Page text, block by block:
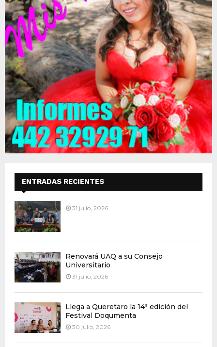
ENTRADAS RECIENTES
31 julio, 2026
Renovará UAQ a su Consejo
Universitario
31 julio, 2026
Llega a Queretaro la 14ª edición del
Festival Doqumenta
30 julio, 2026